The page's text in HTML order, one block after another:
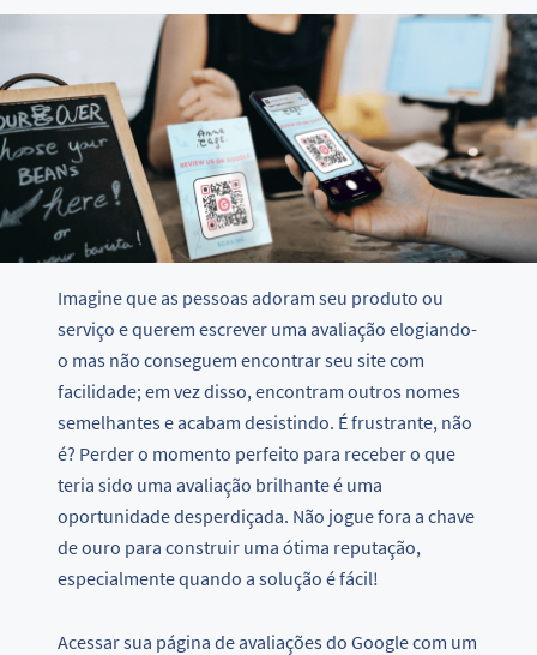
Imagine que as pessoas adoram seu produto ou
serviço e querem escrever uma avaliação elogiando-
o mas não conseguem encontrar seu site com
facilidade; em vez disso, encontram outros nomes
semelhantes e acabam desistindo. É frustrante, não
é? Perder o momento perfeito para receber o que
teria sido uma avaliação brilhante é uma
oportunidade desperdiçada. Não jogue fora a chave
de ouro para construir uma ótima reputação,
especialmente quando a solução é fácil!
Acessar sua página de avaliações do Google com um